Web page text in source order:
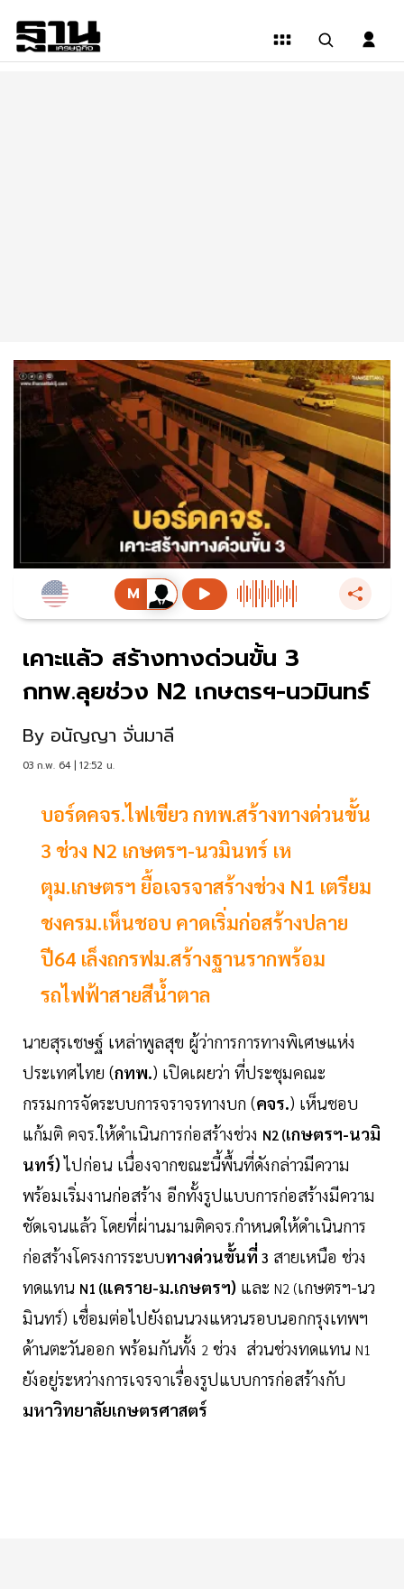
เคาะแล้ว สร้างทางด่วนขั้น 3
กทพ.ลุยช่วง N2 เกษตรฯ-นวมินทร์
By อนัญญา จั่นมาลี
03 ก.พ. 64 | 12:52 น.
บอร์ดคจร.ไฟเขียว กทพ.สร้างทางด่วนขั้น
3 ช่วง N2 เกษตรฯ-นวมินทร์ เห
ตุม.เกษตรฯ ยื้อเจรจาสร้างช่วง N1 เตรียม
ชงครม.เห็นชอบ คาดเริ่มก่อสร้างปลาย
ปี64 เล็งถกรฟม.สร้างฐานรากพร้อม
รถไฟฟ้าสายสีน้ำตาล
นายสุรเชษฐ์ เหล่าพูลสุข ผู้ว่าการการทางพิเศษแห่ง
ประเทศไทย (กทพ.) เปิดเผยว่า ที่ประชุมคณะ
กรรมการจัดระบบการจราจรทางบก (คจร.) เห็นชอบ
แก้มติ คจร.ให้ดำเนินการก่อสร้างช่วง N2 (เกษตรฯ-นวมิ
นทร์) ไปก่อน เนื่องจากขณะนี้พื้นที่ดังกล่าวมีความ
พร้อมเริ่มงานก่อสร้าง อีกทั้งรูปแบบการก่อสร้างมีความ
ชัดเจนแล้ว โดยที่ผ่านมามติคจร.กำหนดให้ดำเนินการ
ก่อสร้างโครงการระบบทางด่วนขั้นที่ 3 สายเหนือ ช่วง
ทดแทน N1 (แคราย-ม.เกษตรฯ) และ N2 (เกษตรฯ-นว
มินทร์) เชื่อมต่อไปยังถนนวงแหวนรอบนอกกรุงเทพฯ
ด้านตะวันออก พร้อมกันทั้ง 2 ช่วง ส่วนช่วงทดแทน N1
ยังอยู่ระหว่างการเจรจาเรื่องรูปแบบการก่อสร้างกับ
มหาวิทยาลัยเกษตรศาสตร์